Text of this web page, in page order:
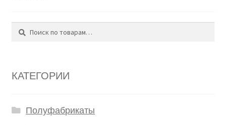
Поиск
КАТЕГОРИИ
Полуфабрикаты